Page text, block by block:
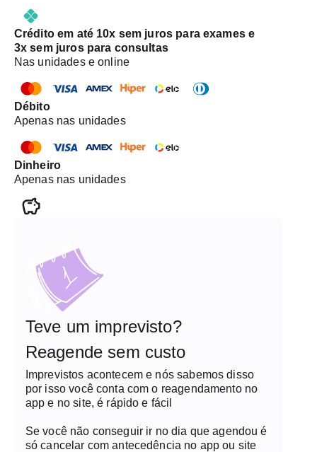
Crédito em até 10x sem juros para exames e
3x sem juros para consultas
Nas unidades e online
Débito
Apenas nas unidades
Dinheiro
Apenas nas unidades
Teve um imprevisto?
Reagende sem custo
Imprevistos acontecem e nós sabemos disso
por isso você conta com o reagendamento no
app e no site, é rápido e fácil
Se você não conseguir ir no dia que agendou é
só cancelar com antecedência no app ou site